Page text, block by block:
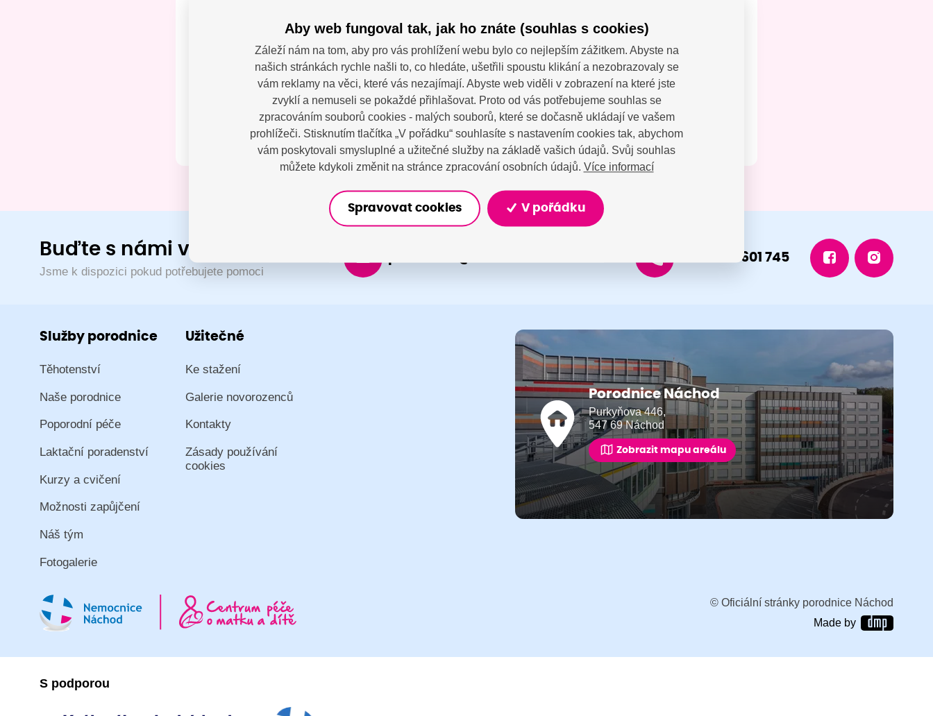
Máte dotazy?
Kontaktujte nás
SDÍLEJTE:
Buďte s námi v kontaktu
Jsme k dispozici pokud potřebujete pomoci
+420 491 601 745
Služby porodnice
Těhotenství
Naše porodnice
Poporodní péče
Laktační poradenství
Kurzy a cvičení
Možnosti zapůjčení
Náš tým
Fotogalerie
Užitečné
Ke stažení
Galerie novorozenců
Kontakty
Zásady používání
cookies
Porodnice Náchod
Purkyňova 446,
547 69 Náchod
Zobrazit mapu areálu
© Oficiální stránky porodnice Náchod
Made by
S podporou
Aby web fungoval tak, jak ho znáte (souhlas s cookies)
Záleží nám na tom, aby pro vás prohlížení webu bylo co nejlepším zážitkem. Abyste na
našich stránkách rychle našli to, co hledáte, ušetřili spoustu klikání a nezobrazovaly se
vám reklamy na věci, které vás nezajímají. Abyste web viděli v zobrazení na které jste
zvyklí a nemuseli se pokaždé přihlašovat. Proto od vás potřebujeme souhlas se
zpracováním souborů cookies - malých souborů, které se dočasně ukládají ve vašem
prohlížeči. Stisknutím tlačítka „V pořádku“ souhlasíte s nastavením cookies tak, abychom
vám poskytovali smysluplné a užitečné služby na základě vašich údajů. Svůj souhlas
můžete kdykoli změnit na stránce zpracování osobních údajů. Více informací
Spravovat cookies V pořádku